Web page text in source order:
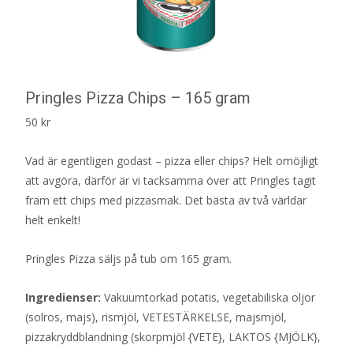
Pringles Pizza Chips – 165 gram
50 kr
Vad är egentligen godast – pizza eller chips? Helt omöjligt
att avgöra, därför är vi tacksamma över att Pringles tagit
fram ett chips med pizzasmak. Det bästa av två världar
helt enkelt!
Pringles Pizza säljs på tub om 165 gram.
Ingredienser: Vakuumtorkad potatis, vegetabiliska oljor
(solros, majs), rismjöl, VETESTÄRKELSE, majsmjöl,
pizzakryddblandning (skorpmjöl {VETE}, LAKTOS {MJÖLK},